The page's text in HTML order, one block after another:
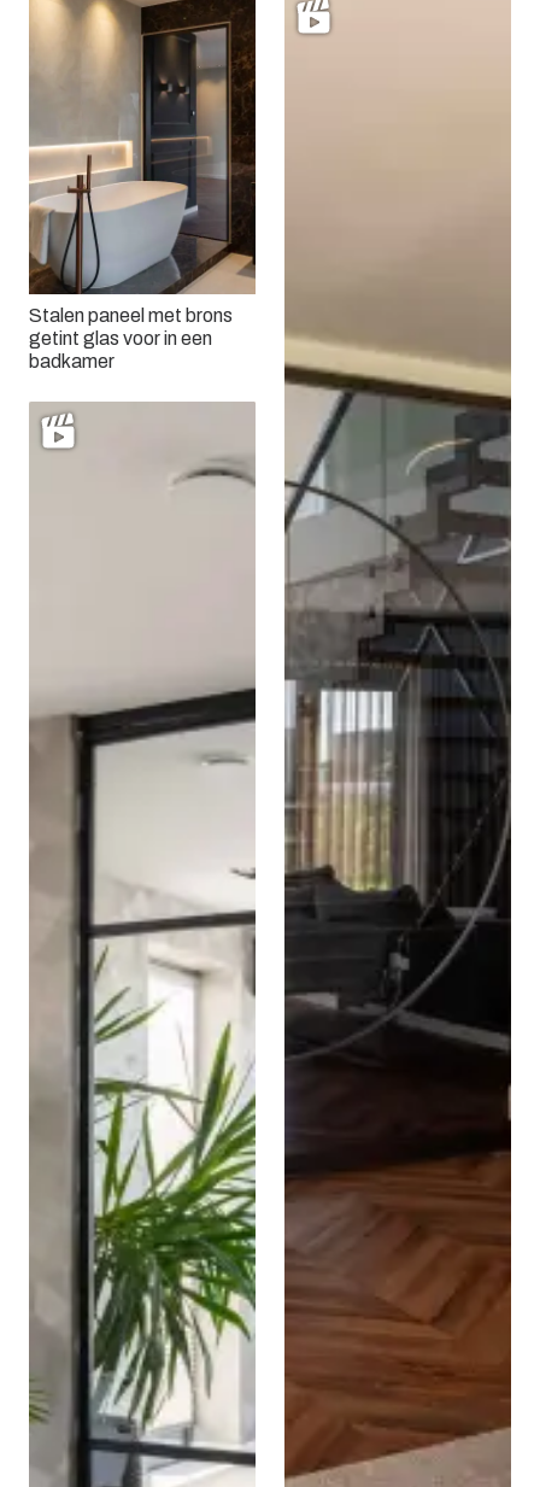
Stalen paneel met brons
getint glas voor in een
badkamer